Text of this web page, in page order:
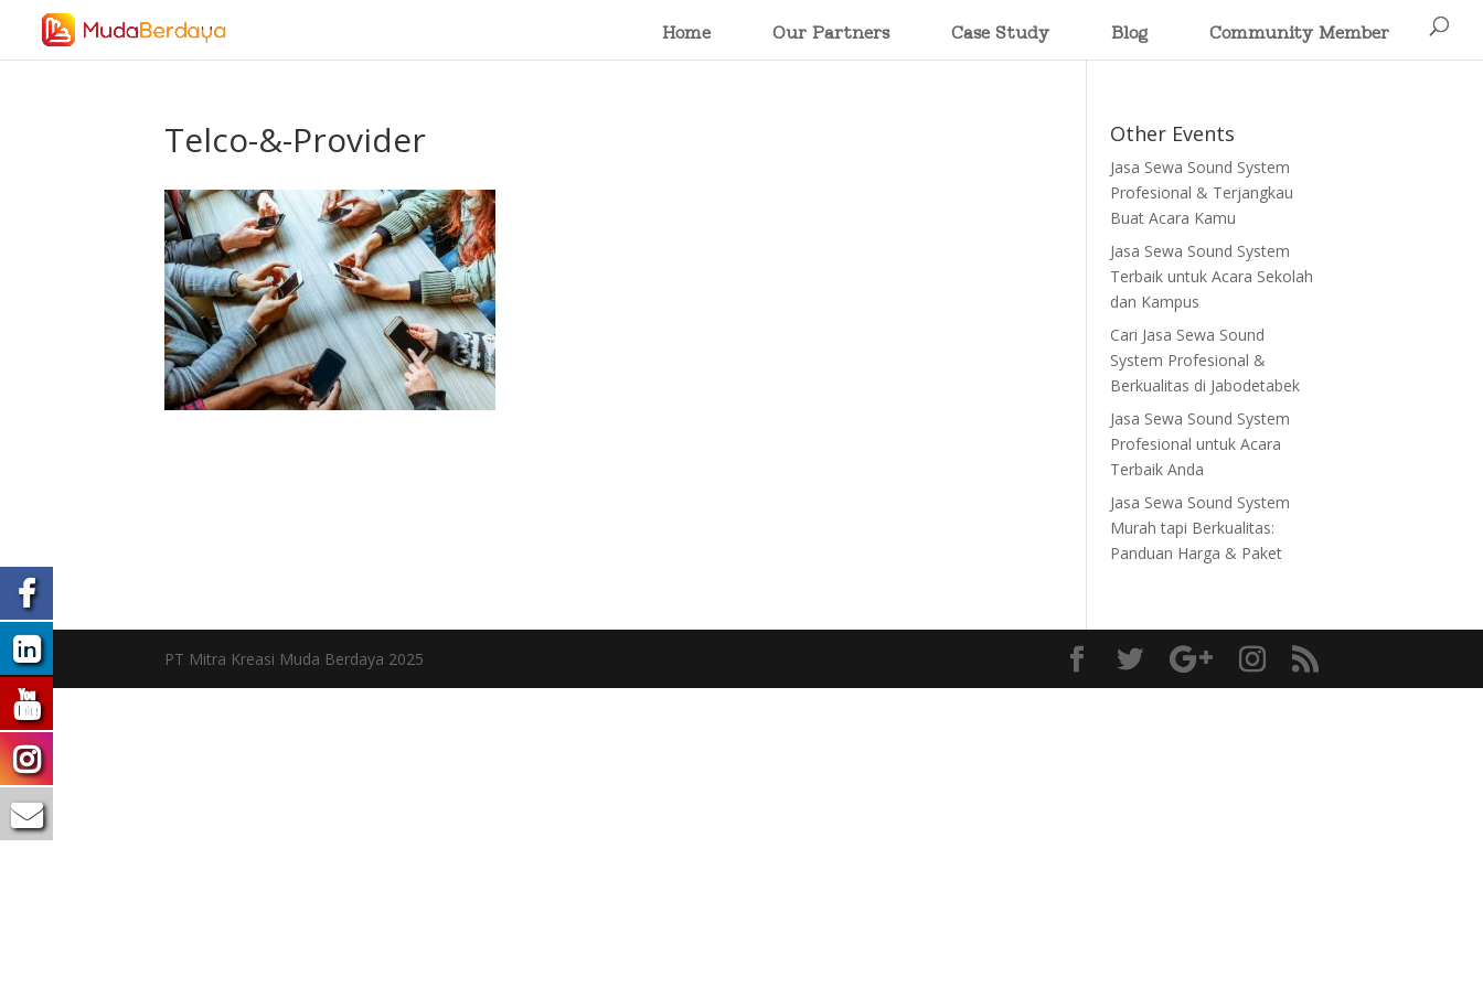
Home Our Partners Case Study Blog Community Member
Telco-&-Provider Other Events
Jasa Sewa Sound System
Profesional & Terjangkau
Buat Acara Kamu
Jasa Sewa Sound System
Terbaik untuk Acara Sekolah
dan Kampus
Cari Jasa Sewa Sound
System Profesional &
Berkualitas di Jabodetabek
Jasa Sewa Sound System
Profesional untuk Acara
Terbaik Anda
Jasa Sewa Sound System
Murah tapi Berkualitas:
Panduan Harga & Paket
PT Mitra Kreasi Muda Berdaya 2025